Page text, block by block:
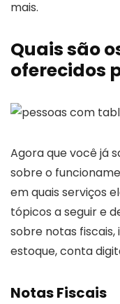
mais.
Quais são
oferecidos
Agora que você já
sobre o
em quais serviços
tópicos a seguir e
sobre notas
estoque, conta
Notas Fiscais